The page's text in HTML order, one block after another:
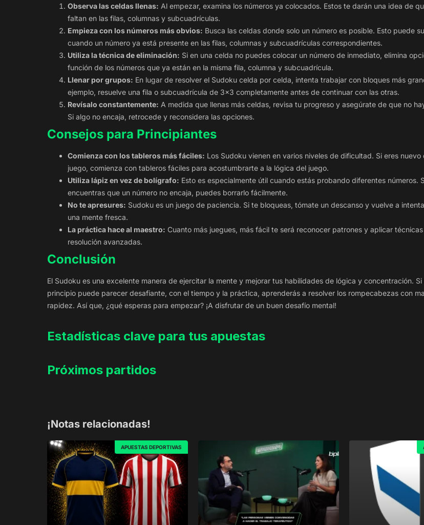
Observa las celdas llenas: Al empezar, examina los números ya colocados. Estos te darán una idea de
faltan en las filas, columnas y subcuadrículas.
Empieza con los números más obvios: Busca las celdas donde solo un número es posible. Esto puede
cuando un número ya está presente en las filas, columnas y subcuadrículas correspondientes.
Utiliza la técnica de eliminación: Si en una celda no puedes colocar un número de inmediato, elimina
función de los números que ya están en la misma fila, columna y subcuadrícula.
Llenar por grupos: En lugar de resolver el Sudoku celda por celda, intenta trabajar con bloques más
ejemplo, resuelve una fila o subcuadrícula de 3×3 completamente antes de continuar con las otras.
Revísalo constantemente: A medida que llenas más celdas, revisa tu progreso y asegúrate de que no
Si algo no encaja, retrocede y reconsidera las opciones.
Consejos para Principiantes
Comienza con los tableros más fáciles: Los Sudoku vienen en varios niveles de dificultad. Si eres nuevo
juego, comienza con tableros fáciles para acostumbrarte a la lógica del juego.
Utiliza lápiz en vez de bolígrafo: Esto es especialmente útil cuando estás probando diferentes números.
encuentras que un número no encaja, puedes borrarlo fácilmente.
No te apresures: Sudoku es un juego de paciencia. Si te bloqueas, tómate un descanso y vuelve a
una mente fresca.
La práctica hace al maestro: Cuanto más juegues, más fácil te será reconocer patrones y aplicar
resolución avanzadas.
Conclusión
El Sudoku es una excelente manera de ejercitar la mente y mejorar tus habilidades de lógica y concentración. Si
principio puede parecer desafiante, con el tiempo y la práctica, aprenderás a resolver los rompecabezas con
rapidez. Así que, ¿qué esperas para empezar? ¡A disfrutar de un buen desafío mental!
Estadísticas clave para tus apuestas
Próximos partidos
¡Notas relacionadas!
APUESTAS DEPORTIVAS